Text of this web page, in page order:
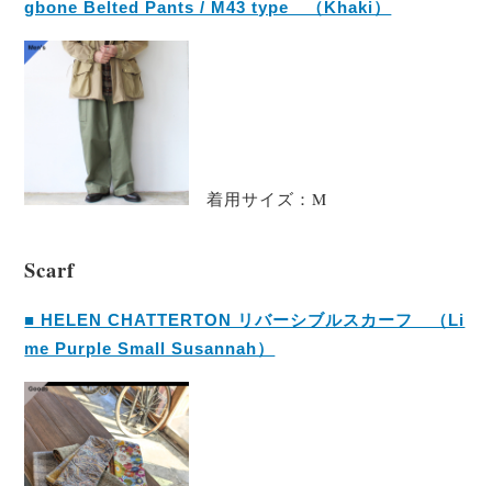
gbone Belted Pants / M43 type （Khaki）
着用サイズ：M
Scarf
■ HELEN CHATTERTON リバーシブルスカーフ （Li
me Purple Small Susannah）